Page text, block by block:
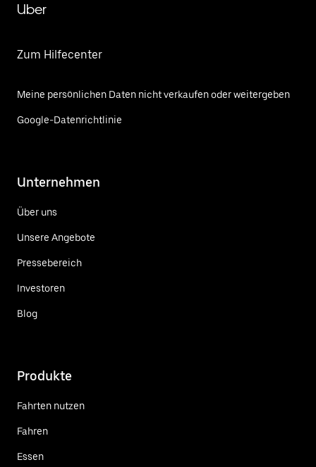
Uber
Zum Hilfecenter
Meine persönlichen Daten nicht verkaufen oder weitergeben
Google-Datenrichtlinie
Unternehmen
Über uns
Unsere Angebote
Pressebereich
Investoren
Blog
Produkte
Fahrten nutzen
Fahren
Essen